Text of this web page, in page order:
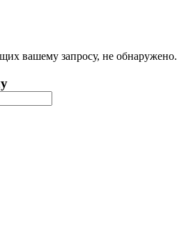
вашему запросу, не обнаружено.